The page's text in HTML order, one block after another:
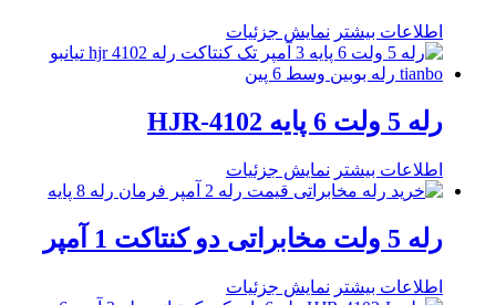
اطلاعات بیشتر نمایش جزئیات
رله 5 ولت 6 پایه HJR-4102
اطلاعات بیشتر نمایش جزئیات
رله 5 ولت مخابراتی دو کنتاکت 1 آمپر
اطلاعات بیشتر نمایش جزئیات